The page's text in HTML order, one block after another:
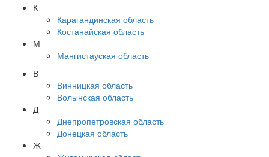
К
Карагандинская область
Костанайская область
М
Мангистауская область
В
Винницкая область
Волынская область
Д
Днепропетровская область
Донецкая область
Ж